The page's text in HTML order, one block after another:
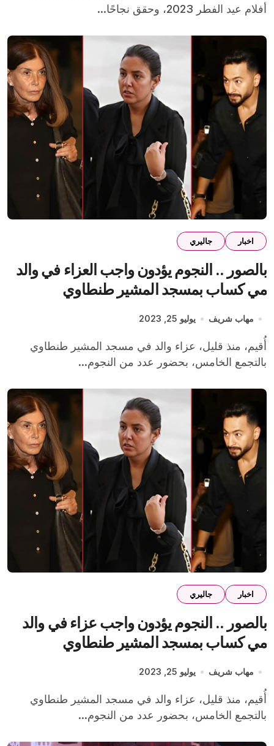
أفلام عيد الفطر 2023، وحقق نجاحًا...
اخبار جاليري
بالصور .. النجوم يؤدون واجب العزاء في والد
مي كساب بمسجد المشير طنطاوي
مهاب شريف يوليو 25, 2023
أُقيم، منذ قليل، عزاء والد في مسجد المشير طنطاوي
بالتجمع الخامس، بحضور عدد من النجوم...
اخبار جاليري
بالصور .. النجوم يؤدون واجب عزاء في والد
مي كساب بمسجد المشير طنطاوي
مهاب شريف يوليو 25, 2023
أُقيم، منذ قليل، عزاء والد في مسجد المشير طنطاوي
بالتجمع الخامس، بحضور عدد من النجوم...